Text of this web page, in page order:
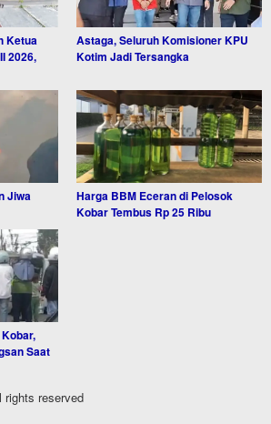
Ketua
2026,
Astaga, Seluruh Komisioner KPU
Kotim Jadi Tersangka
Jiwa
Harga BBM Eceran di Pelosok
Kobar Tembus Rp 25 Ribu
Saat
reserved